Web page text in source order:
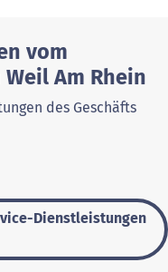
vom
Am Rhein
des Geschäfts
Dienstleistungen